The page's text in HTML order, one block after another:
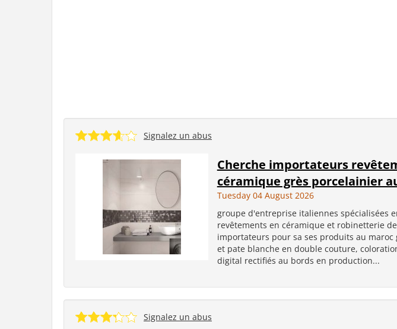
Signalez un abus
Cherche importateurs
céramique grès porcelainier
Tuesday 04 August 2026
groupe d'entreprise italiennes spécialisées
revêtements en céramique et robinetterie
importateurs pour sa ses produits au maroc
et pate blanche en double couture,
digital rectifiés au bords en production...
Signalez un abus